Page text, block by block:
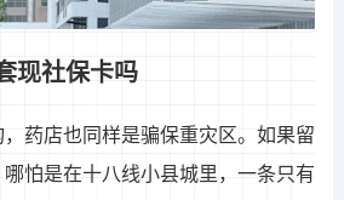
现社保卡吗
药店也同样是骗保重灾区。如果留
怕是在十八线小县城里，一条只有